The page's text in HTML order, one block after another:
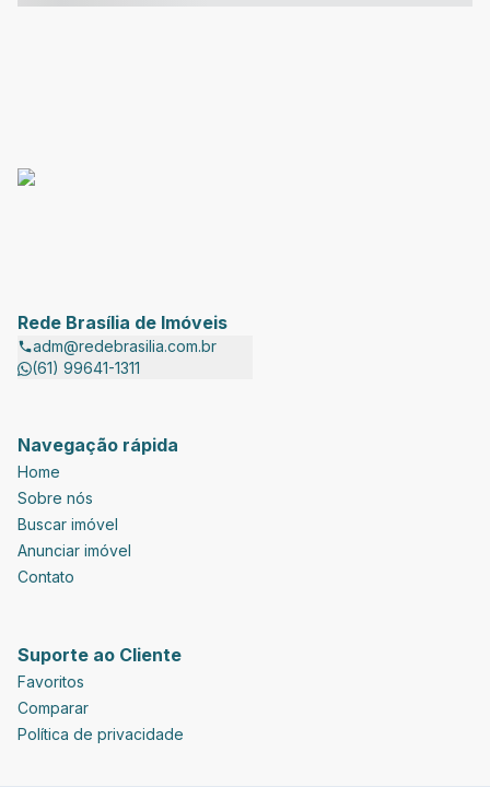
Rede Brasília de Imóveis
adm@redebrasilia.com.br
(61) 99641-1311
Navegação rápida
Home
Sobre nós
Buscar imóvel
Anunciar imóvel
Contato
Suporte ao Cliente
Favoritos
Comparar
Política de privacidade